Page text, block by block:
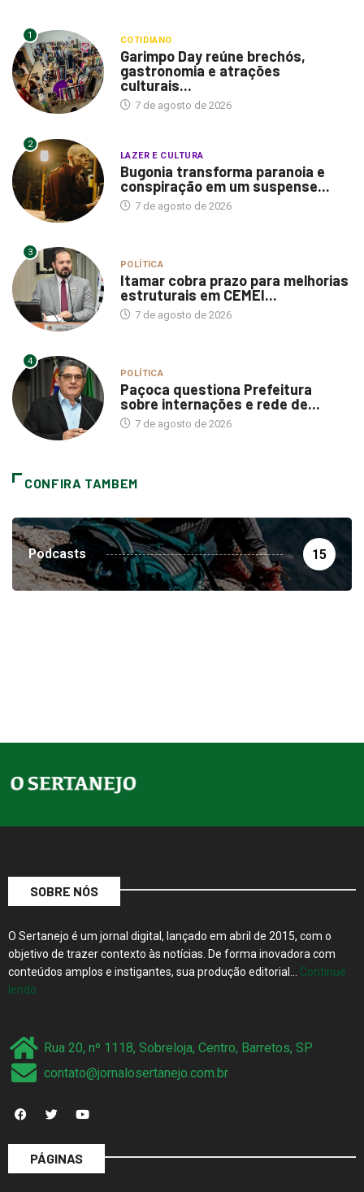
1 COTIDIANO
Garimpo Day reúne brechós,
gastronomia e atrações
culturais...
7 de agosto de 2026
2
LAZER E CULTURA
Bugonia transforma paranoia e
conspiração em um suspense...
7 de agosto de 2026
3
POLÍTICA
Itamar cobra prazo para melhorias
estruturais em CEMEI...
7 de agosto de 2026
4
POLÍTICA
Paçoca questiona Prefeitura
sobre internações e rede de...
7 de agosto de 2026
CONFIRA TAMBEM
Podcasts 15
SOBRE NÓS
O Sertanejo é um jornal digital, lançado em abril de 2015, com o
objetivo de trazer contexto às notícias. De forma inovadora com
conteúdos amplos e instigantes, sua produção editorial… Continue
lendo…
Rua 20, nº 1118, Sobreloja, Centro, Barretos, SP
contato@jornalosertanejo.com.br
PÁGINAS